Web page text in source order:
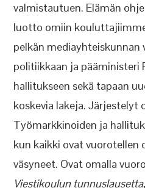
valmistautuen. Elämän
luotto omiin
pelkän mediayhteiskunnan
politiikkaan ja pääministeri
hallitukseen sekä tapaan
koskevia lakeja. Järjestelyt
Työmarkkinoiden ja
kun kaikki ovat vuorotellen
väsyneet. Ovat omalla
Viestikoulun